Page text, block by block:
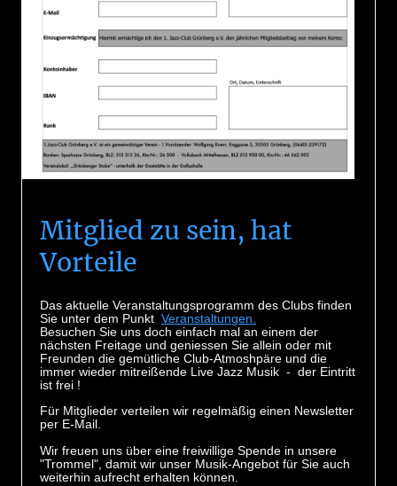
Mitglied zu sein, hat
Vorteile
Das aktuelle Veranstaltungsprogramm des Clubs finden
Sie unter dem Punkt Veranstaltungen.
Besuchen Sie uns doch einfach mal an einem der
nächsten Freitage und geniessen Sie allein oder mit
Freunden die gemütliche Club-Atmoshpäre und die
immer wieder mitreißende Live Jazz Musik - der Eintritt
ist frei !
Für Mitglieder verteilen wir regelmäßig einen Newsletter
per E-Mail.
Wir freuen uns über eine freiwillige Spende in unsere
"Trommel", damit wir unser Musik-Angebot für Sie auch
weiterhin aufrecht erhalten können.